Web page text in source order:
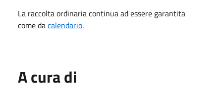
La raccolta ordinaria continua ad essere garantita
come dacalendario.
A cura di